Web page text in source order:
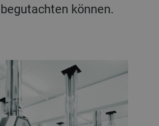
können.